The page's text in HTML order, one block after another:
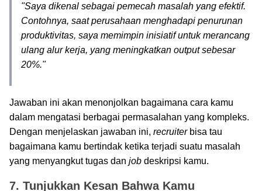
"Saya dikenal sebagai pemecah masalah yang efektif.
Contohnya, saat perusahaan menghadapi penurunan
produktivitas, saya memimpin inisiatif untuk merancang
ulang alur kerja, yang meningkatkan output sebesar
20%."
Jawaban ini akan menonjolkan bagaimana cara kamu
dalam mengatasi berbagai permasalahan yang kompleks.
Dengan menjelaskan jawaban ini, recruiterbisa tau
bagaimana kamu bertindak ketika terjadi suatu masalah
yang menyangkut tugas dan job deskripsi kamu.
7. Tunjukkan Kesan Bahwa Kamu